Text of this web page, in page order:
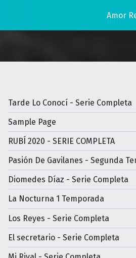
Amor
Tarde Lo Conocí - Serie Completa
Sample Page
RUBÍ 2020 - SERIE COMPLETA
Pasión De Gavilanes - Segunda
Diomedes Díaz - Serie Completa
La Nocturna 1 Temporada
Los Reyes - Serie Completa
El secretario - Serie Completa